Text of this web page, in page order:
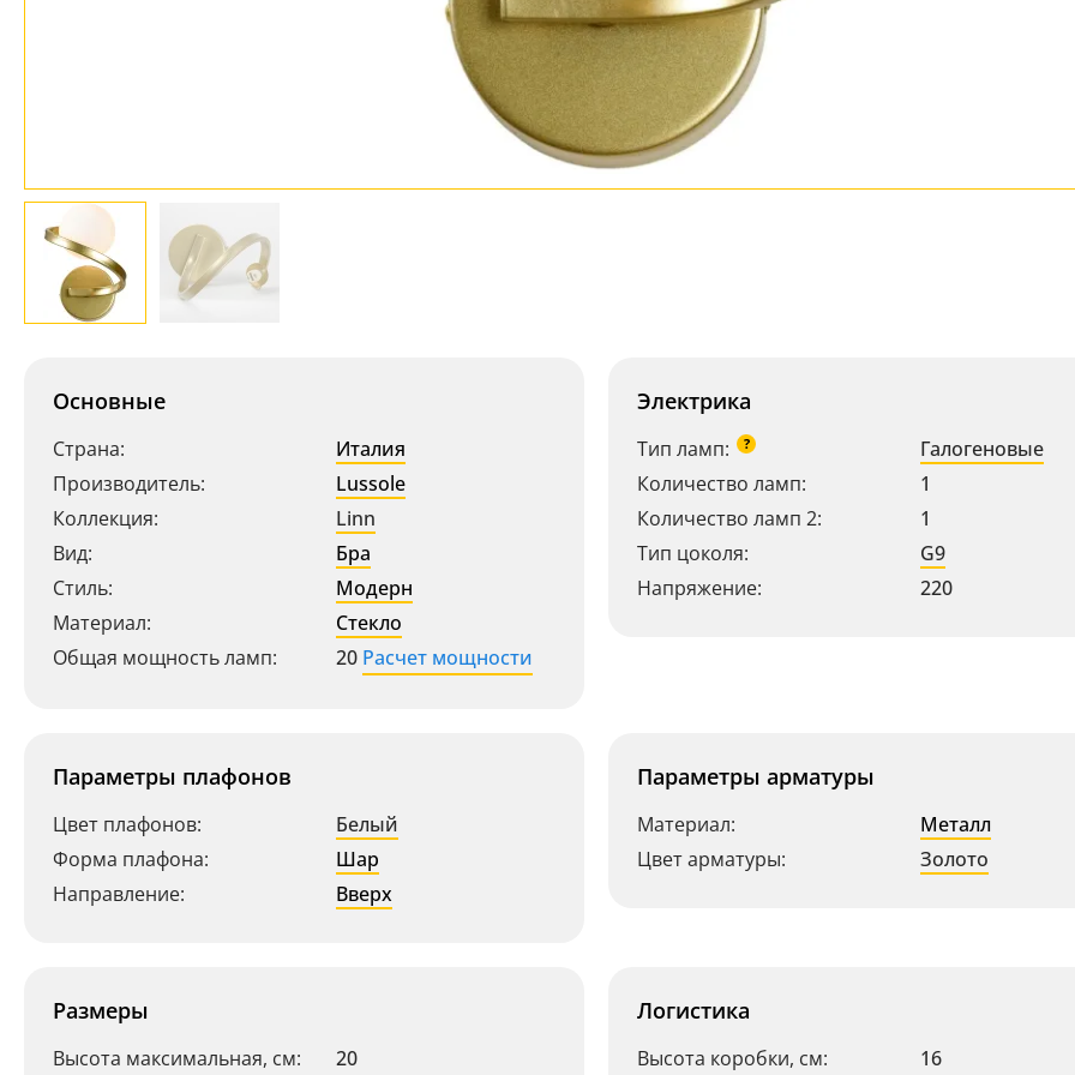
Основные
Страна:
Италия
Производитель:
Lussole
Коллекция:
Linn
Вид:
Бра
Стиль:
Модерн
Материал:
Стекло
Общая мощность ламп:
20 Расчет мощности
Электрика
Тип ламп: ?
Галогеновые
Количество ламп:
1
Количество ламп 2:
1
Тип цоколя:
G9
Напряжение:
220
Параметры плафонов
Цвет плафонов:
Белый
Форма плафона:
Шар
Направление:
Вверх
Параметры арматуры
Материал:
Металл
Цвет арматуры:
Золото
Размеры
Высота максимальная, см: 20
Логистика
Высота коробки, см: 16